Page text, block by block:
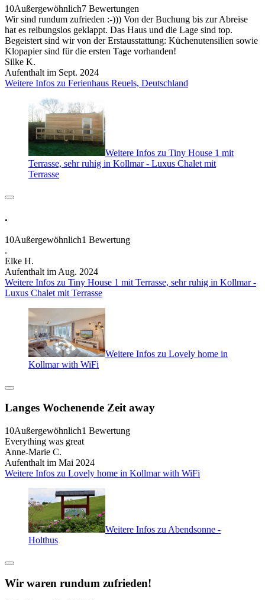
10Außergewöhnlich7 Bewertungen
Wir sind rundum zufrieden :-))) Von der Buchung bis zur Abreise
hat es reibungslos geklappt. Das Haus und die Lage sind top.
Begeistert sind wir von der Erstausstattung: Küchenutensilien sowie
Klopapier sind für die ersten Tage vorhanden!
Silke K.
Aufenthalt im Sept. 2024
Weitere Infos zu Ferienhaus Reuels, Deutschland
Weitere Infos zu Tiny House 1 mit
Terrasse, sehr ruhig in Kollmar - Luxus Chalet mit
Terrasse
.
10Außergewöhnlich1 Bewertung
.
Elke H.
Aufenthalt im Aug. 2024
Weitere Infos zu Tiny House 1 mit Terrasse, sehr ruhig in Kollmar -
Luxus Chalet mit Terrasse
Weitere Infos zu Lovely home in
Kollmar with WiFi
Langes Wochenende Zeit away
10Außergewöhnlich1 Bewertung
Everything was great
Anne-Marie C.
Aufenthalt im Mai 2024
Weitere Infos zu Lovely home in Kollmar with WiFi
Weitere Infos zu Abendsonne -
Holthus
Wir waren rundum zufrieden!